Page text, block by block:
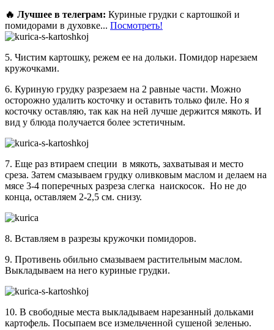
🔥 Лучшее в телеграм: Куриные грудки с картошкой и
помидорами в духовке... Посмотреть!
5. Чистим картошку, режем ее на дольки. Помидор нарезаем
кружочками.
6. Куриную грудку разрезаем на 2 равные части. Можно
осторожно удалить косточку и оставить только филе. Но я
косточку оставляю, так как на ней лучше держится мякоть. И
вид у блюда получается более эстетичным.
7. Еще раз втираем специи в мякоть, захватывая и место
среза. Затем смазываем грудку оливковым маслом и делаем на
мясе 3-4 поперечных разреза слегка наискосок. Но не до
конца, оставляем 2-2,5 см. снизу.
8. Вставляем в разрезы кружочки помидоров.
9. Противень обильно смазываем растительным маслом.
Выкладываем на него куриные грудки.
10. В свободные места выкладываем нарезанный дольками
картофель. Посыпаем все измельченной сушеной зеленью.